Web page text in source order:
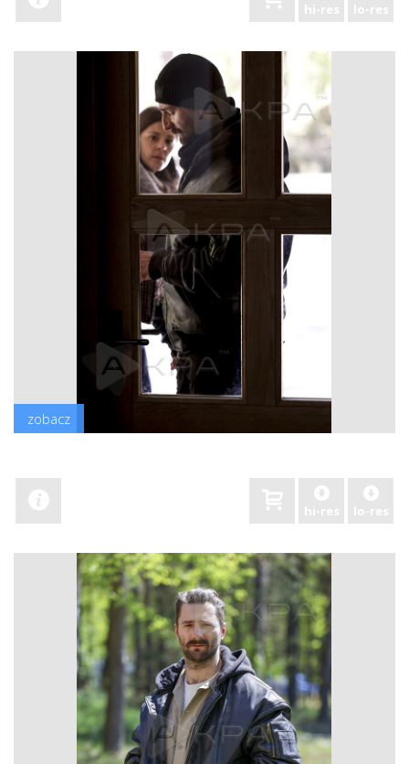
hi-res lo-res
zobacz
hi-res lo-res